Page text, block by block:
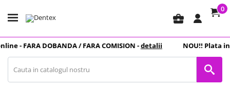
business_center
0
-FARA DOBANDA/ FARA COMISION - detalii NOU!! Plata in